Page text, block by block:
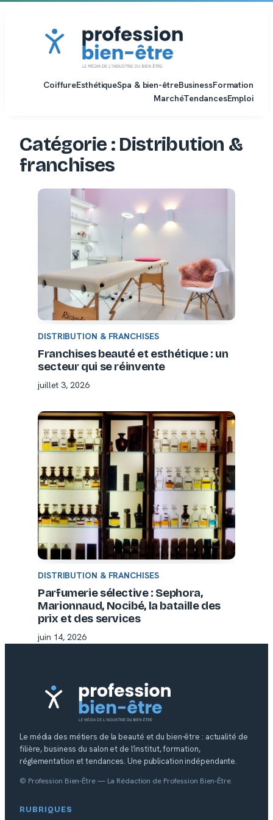
CoiffureEsthétiqueSpa & bien-êtreBusinessFormation
MarchéTendancesEmploi
Catégorie : Distribution &
franchises
DISTRIBUTION & FRANCHISES
Franchises beauté et esthétique : un
secteur qui se réinvente
juillet 3, 2026
DISTRIBUTION & FRANCHISES
Parfumerie sélective : Sephora,
Marionnaud, Nocibé, la bataille des
prix et des services
juin 14, 2026
Le média des métiers de la beauté et du bien-être : actualité de
filière, business du salon et de l’institut, formation,
réglementation et tendances. Une publication indépendante.
© Profession Bien-Être — La Rédaction de Profession Bien-Être.
RUBRIQUES